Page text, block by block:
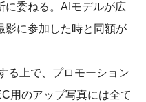
に委ねる。AIモデルが広
影に参加した時と同額が
る上で、プロモーション
用のアップ写真には全て